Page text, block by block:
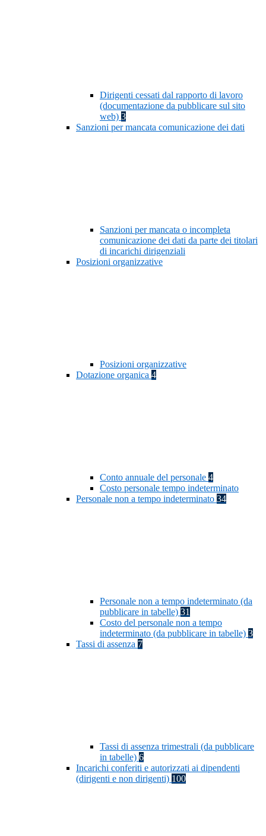
Dirigenti cessati dal rapporto di lavoro
(documentazione da pubblicare sul sito
web) 3
Sanzioni per mancata comunicazione dei dati
Sanzioni per mancata o incompleta
comunicazione dei dati da parte dei titolari
di incarichi dirigenziali
Posizioni organizzative
Posizioni organizzative
Dotazione organica 4
Conto annuale del personale 4
Costo personale tempo indeterminato
Personale non a tempo indeterminato 34
Personale non a tempo indeterminato (da
pubblicare in tabelle) 31
Costo del personale non a tempo
indeterminato (da pubblicare in tabelle) 3
Tassi di assenza 7
Tassi di assenza trimestrali (da pubblicare
in tabelle) 6
Incarichi conferiti e autorizzati ai dipendenti
(dirigenti e non dirigenti) 100